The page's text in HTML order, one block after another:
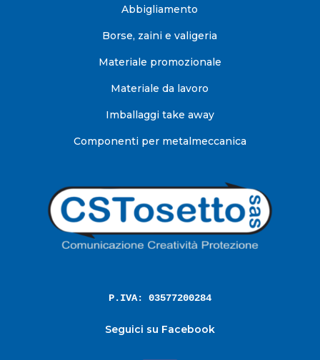
Abbigliamento
Borse, zaini e valigeria
Materiale promozionale
Materiale da lavoro
Imballaggi take away
Componenti per metalmeccanica
P.IVA: 03577200284
Seguici su Facebook